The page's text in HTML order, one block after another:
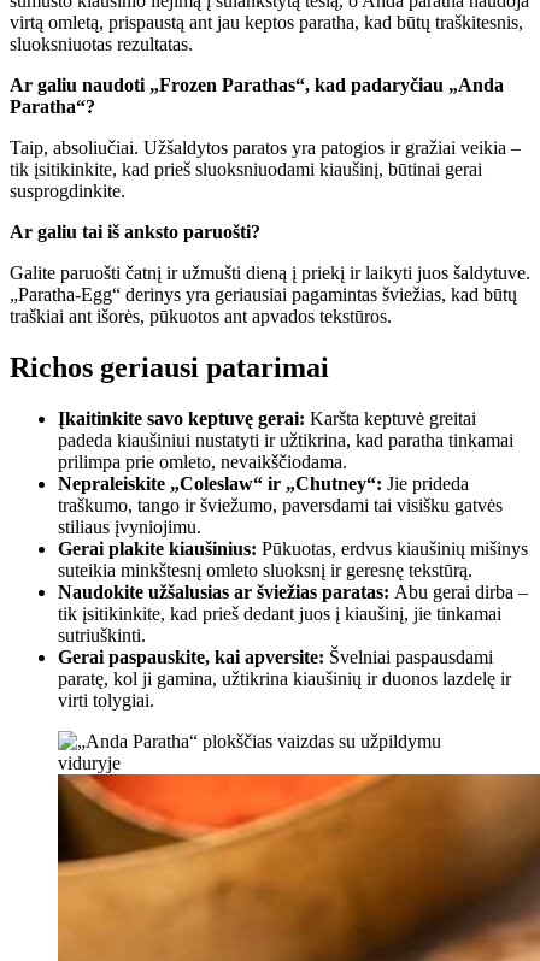
virtą omletą, prispaustą ant jau keptos paratha, kad būtų traškitesnis,
sluoksniuotas rezultatas.
Ar galiu naudoti „Frozen Parathas“, kad padaryčiau „Anda
Paratha“?
Taip, absoliučiai. Užšaldytos paratos yra patogios ir gražiai veikia –
tik įsitikinkite, kad prieš sluoksniuodami kiaušinį, būtinai gerai
susprogdinkite.
Ar galiu tai iš anksto paruošti?
Galite paruošti čatnį ir užmušti dieną į priekį ir laikyti juos šaldytuve.
„Paratha-Egg“ derinys yra geriausiai pagamintas šviežias, kad būtų
traškiai ant išorės, pūkuotos ant apvados tekstūros.
Richos geriausi patarimai
Įkaitinkite savo keptuvę gerai: Karšta keptuvė greitai
padeda kiaušiniui nustatyti ir užtikrina, kad paratha tinkamai
prilimpa prie omleto, nevaikščiodama.
Nepraleiskite „Coleslaw“ ir „Chutney“: Jie prideda
traškumo, tango ir šviežumo, paversdami tai visišku gatvės
stiliaus įvyniojimu.
Gerai plakite kiaušinius: Pūkuotas, erdvus kiaušinių mišinys
suteikia minkštesnį omleto sluoksnį ir geresnę tekstūrą.
Naudokite užšalusias ar šviežias paratas: Abu gerai dirba –
tik įsitikinkite, kad prieš dedant juos į kiaušinį, jie tinkamai
sutriuškinti.
Gerai paspauskite, kai apversite: Švelniai paspausdami
paratę, kol ji gamina, užtikrina kiaušinių ir duonos lazdelę ir
virti tolygiai.